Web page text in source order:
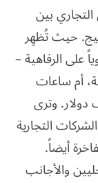
بين
حيث تُظهِر
على الرفاهية –
أم ساعات
قيمتها 100 ألف دولار. وترى
التجارية
أيضاً.
والأجانب